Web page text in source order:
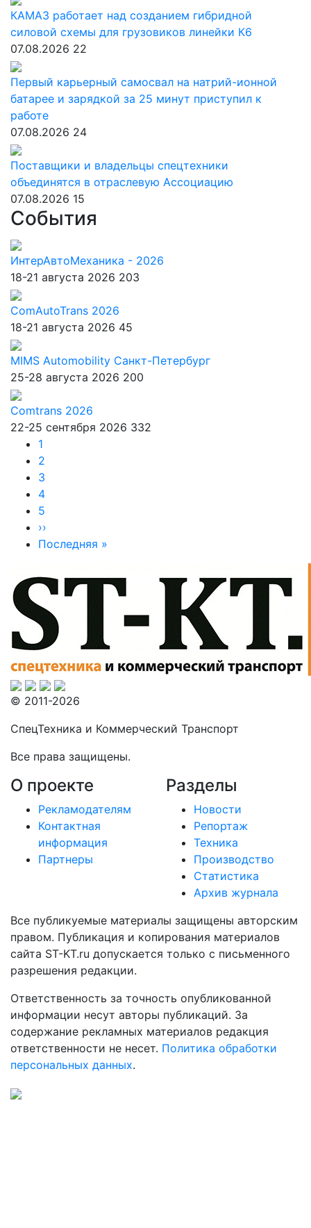
КАМАЗ работает над созданием гибридной
силовой схемы для грузовиков линейки К6
07.08.2026 22
Первый карьерный самосвал на натрий-ионной
батарее и зарядкой за 25 минут приступил к
работе
07.08.2026 24
Поставщики и владельцы спецтехники
объединятся в отраслевую Ассоциацию
07.08.2026 15
События
ИнтерАвтоМеханика - 2026
18-21 августа 2026 203
ComAutoTrans 2026
18-21 августа 2026 45
MIMS Automobility Санкт-Петербург
25-28 августа 2026 200
Comtrans 2026
22-25 сентября 2026 332
Нумерация
страниц
Страница
1
Страница
2
Страница
3
Страница
4
Страница
5
Следующая
страница
››
Последняя
Последняя »
© 2011-2026
СпецТехника и Коммерческий Транспорт
Все права защищены.
О проекте
Рекламодателям
Контактная
информация
Партнеры
Разделы
Новости
Репортаж
Техника
Производство
Статистика
Архив журнала
Все публикуемые материалы защищены авторским
правом. Публикация и копирования материалов
сайта ST-KT.ru допускается только с письменного
разрешения редакции.
Ответственность за точность опубликованной
информации несут авторы публикаций. За
содержание рекламных материалов редакция
ответственности не несет. Политика обработки
персональных данных.